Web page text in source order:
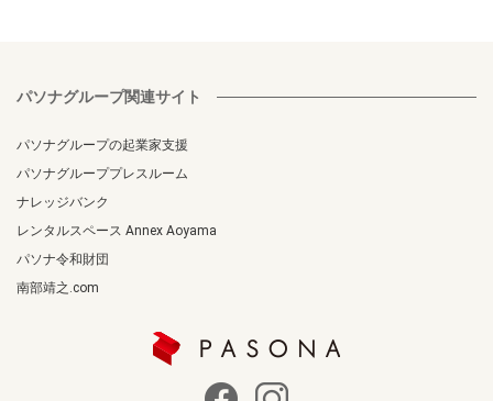
パソナグループ関連サイト
パソナグループの起業家支援
パソナグループプレスルーム
ナレッジバンク
レンタルスペース Annex Aoyama
パソナ令和財団
南部靖之.com